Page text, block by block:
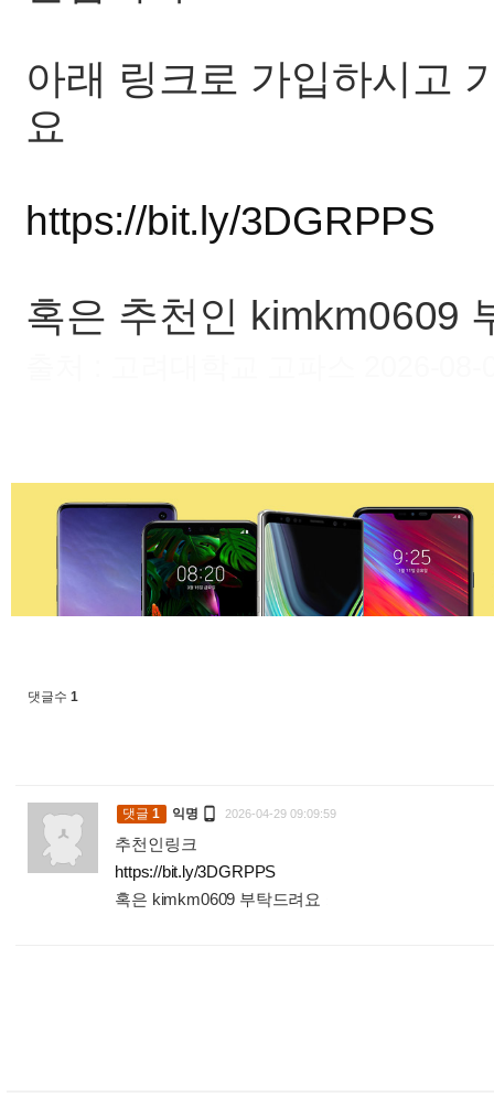
아래 링크로 가입하시고
요
https://bit.ly/3DGRPPS
혹은 추천인 kimkm0609
댓글수 1
댓글 1 익명  2026-04-29 09:09:59
추천인링크
https://bit.ly/3DGRPPS
혹은 kimkm0609 부탁드려요